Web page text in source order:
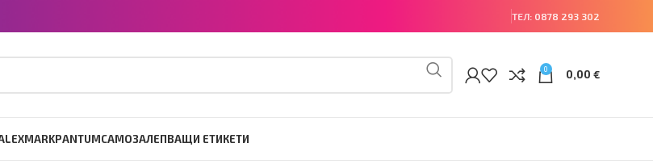
ТЕЛ: 0878 293 302
0 0,00 €
LEXMARKPANTUMСАМОЗАЛЕПВАЩИ ЕТИКЕТИ